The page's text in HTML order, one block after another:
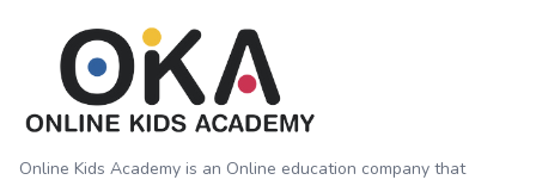
Online Kids Academy is an Online education company that